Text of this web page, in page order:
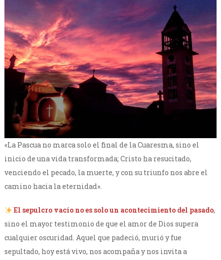
«La Pascua no marca solo el final de la Cuaresma, sino el
inicio de una vida transformada; Cristo ha resucitado,
venciendo el pecado, la muerte, y con su triunfo nos abre el
camino hacia la eternidad».
El sepulcro vacío no es solo un acontecimiento del pasado,
sino el mayor testimonio de que el amor de Dios supera
cualquier oscuridad. Aquel que padeció, murió y fue
sepultado, hoy está vivo, nos acompaña y nos invita a